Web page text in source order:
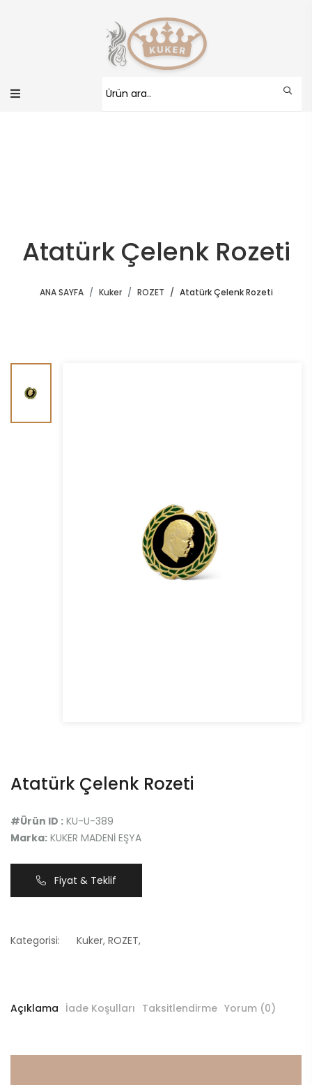
Atatürk Çelenk Rozeti
ANA SAYFA Kuker ROZET Atatürk Çelenk Rozeti
Atatürk Çelenk Rozeti
#Ürün ID : KU-U-389
Marka: KUKER MADENİ EŞYA
Fiyat & Teklif
Kategorisi: Kuker, ROZET,
Açıklama İade Koşulları Taksitlendirme Yorum (0)